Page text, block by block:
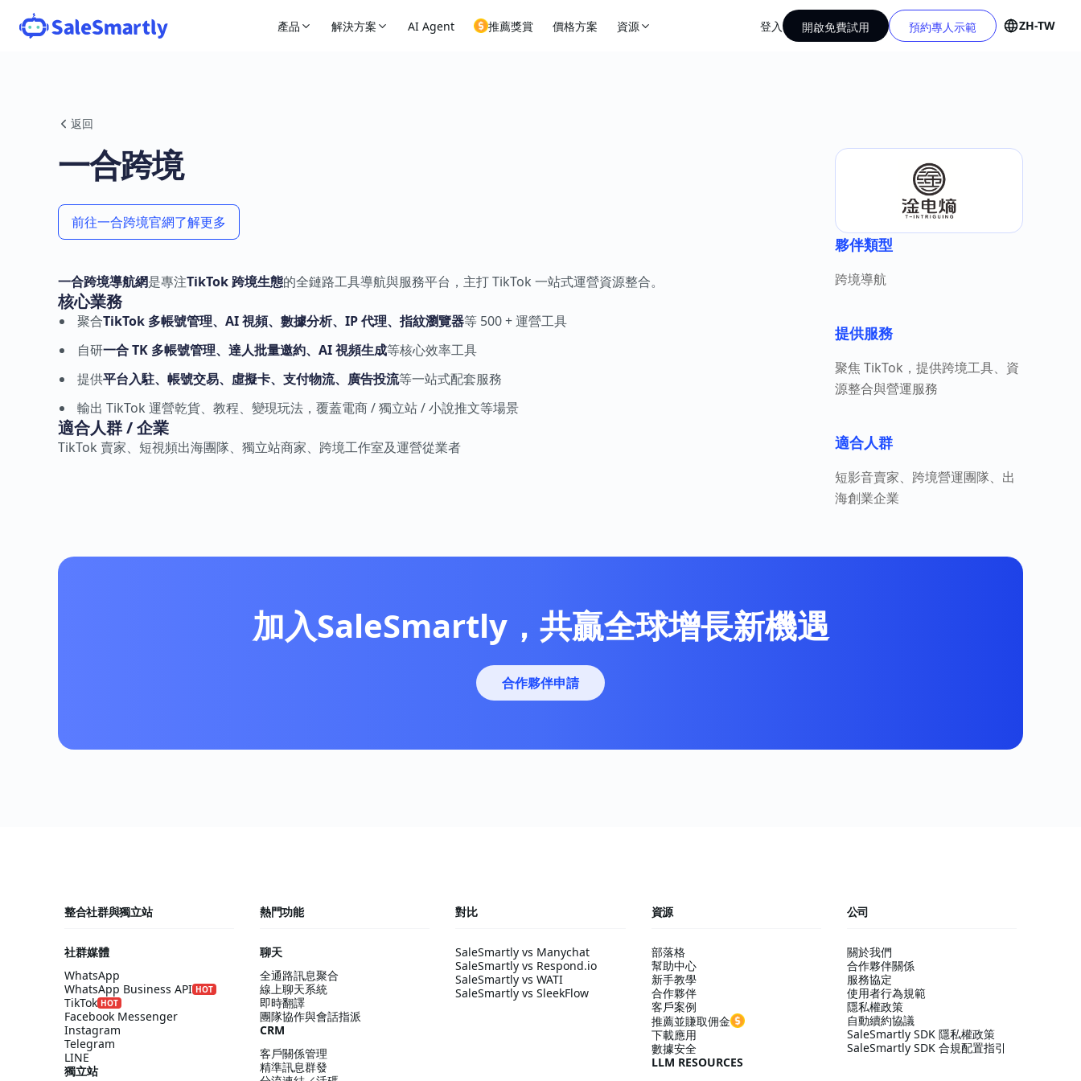
產品 解決方案 AI Agent 推薦獎賞 價格方案 資源 登入 開啟免費試用 預約專人示範 ZH-TW
返回
一合跨境
前往一合跨境官網了解更多
一合跨境導航網是專注TikTok 跨境生態的全鏈路工具導航與服務平台，主打 TikTok 一站式運營資源整合。
核心業務
聚合TikTok 多帳號管理、AI 視頻、數據分析、IP 代理、指紋瀏覽器等 500 + 運營工具
自研一合 TK 多帳號管理、達人批量邀約、AI 視頻生成等核心效率工具
提供平台入駐、帳號交易、虛擬卡、支付物流、廣告投流等一站式配套服務
輸出 TikTok 運營乾貨、教程、變現玩法，覆蓋電商 / 獨立站 / 小說推文等場景
適合人群 / 企業
TikTok 賣家、短視頻出海團隊、獨立站商家、跨境工作室及運營從業者
夥伴類型
跨境導航
提供服務
聚焦 TikTok，提供跨境工具、資
源整合與營運服務
適合人群
短影音賣家、跨境營運團隊、出
海創業企業
加入SaleSmartly，共贏全球增長新機遇
合作夥伴申請
整合社群與獨立站
社群媒體
WhatsApp
WhatsApp Business API HOT
TikTok HOT
Facebook Messenger
Instagram
Telegram
LINE
獨立站
熱門功能
聊天
全通路訊息聚合
線上聊天系統
即時翻譯
團隊協作與會話指派
CRM
客戶關係管理
精準訊息群發
對比
SaleSmartly vs Manychat
SaleSmartly vs Respond.io
SaleSmartly vs WATI
SaleSmartly vs SleekFlow
資源
部落格
幫助中心
新手教學
合作夥伴
客戶案例
推薦並賺取佣金
下載應用
數據安全
LLM RESOURCES
公司
關於我們
合作夥伴關係
服務協定
使用者行為規範
隱私權政策
自動續約協議
SaleSmartly SDK 隱私權政策
SaleSmartly SDK 合規配置指引